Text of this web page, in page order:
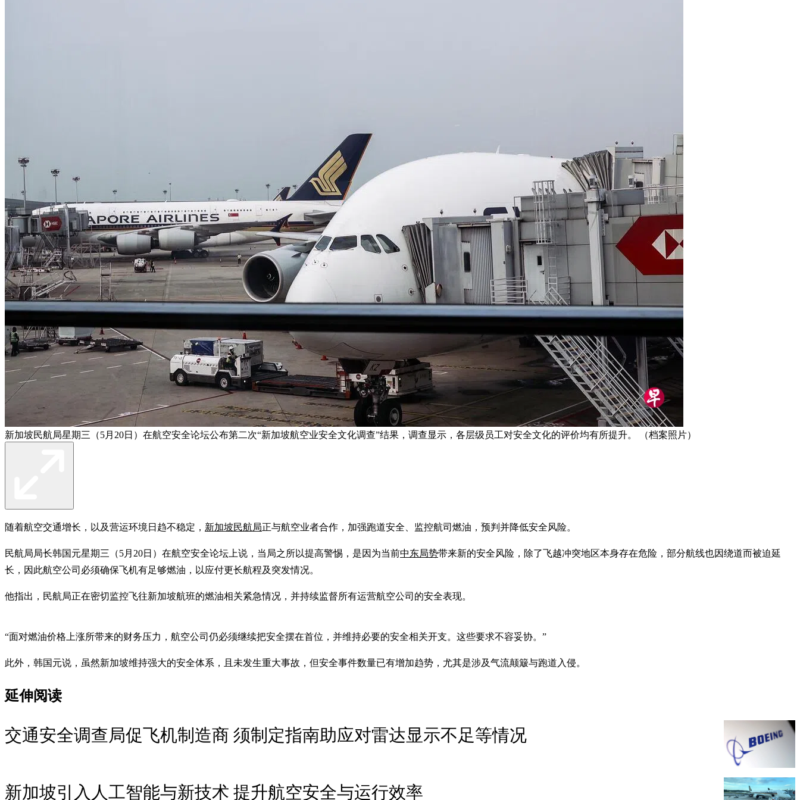
新加坡民航局星期三（5月20日）在航空安全论坛公布第二次“新加坡航空业安全文化调查”结果，调查显示，各层级员工对安全文化的评价均有所提升。 （档案照片）
随着航空交通增长，以及营运环境日趋不稳定， 新加坡民航局正与航空业者合作，加强跑道安全、监控航司燃油，预判并降低安全风险。
民航局局长韩国元星期三（5月20日）在航空安全论坛上说，当局之所以提高警惕，是因为当前中东局势带来新的安全风险，除了飞越冲突地区本身存在危险，部分航线也因绕道而被迫延
长，因此航空公司必须确保飞机有足够燃油，以应付更长航程及突发情况。
他指出，民航局正在密切监控飞往新加坡航班的燃油相关紧急情况，并持续监督所有运营航空公司的安全表现。
“面对燃油价格上涨所带来的财务压力，航空公司仍必须继续把安全摆在首位，并维持必要的安全相关开支。这些要求不容妥协。”
此外，韩国元说，虽然新加坡维持强大的安全体系，且未发生重大事故，但安全事件数量已有增加趋势，尤其是涉及气流颠簸与跑道入侵。
延伸阅读
交通安全调查局促飞机制造商 须制定指南助应对雷达显示不足等情况
新加坡引入人工智能与新技术 提升航空安全与运行效率